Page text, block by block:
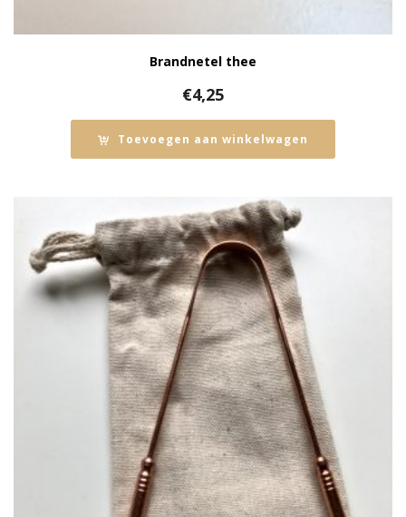
Brandnetel thee
€4,25
Toevoegen aan winkelwagen